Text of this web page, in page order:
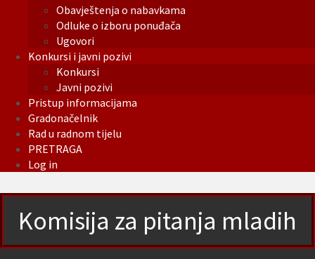
Obavještenja o nabavkama
Odluke o izboru ponuđača
Ugovori
Konkursi i javni pozivi
Konkursi
Javni pozivi
Pristup informacijama
Gradonačelnik
Rad u radnom tijelu
PRETRAGA
Log in
Komisija za pitanja mladih